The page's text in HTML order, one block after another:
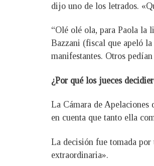
dijo uno de los letrados.
“Olé olé ola, para Paola la
Bazzani (fiscal que apeló
manifestantes. Otros
¿Por qué los jueces
La Cámara de
en cuenta que tanto ella
La decisión fue tomada
extraordinaria».